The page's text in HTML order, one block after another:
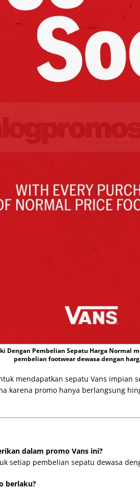
Dengan Pembelian Sepatu Harga Normal
pembelian footwear dewasa dengan
mendapatkan sepatu Vans impian
karena promo hanya berlangsung
dalam promo Vans ini?
setiap pembelian sepatu dewasa
berlaku?